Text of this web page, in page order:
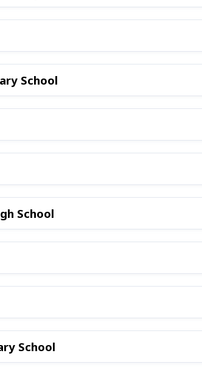
School
School
School